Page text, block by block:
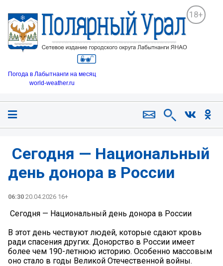
18+
Погода в Лабытнанги на месяц
world-weather.ru
️ Сегодня — Национальный
день донора в России
06:30 20.04.2026 16+
️ Сегодня — Национальный день донора в России
В этот день чествуют людей, которые сдают кровь
ради спасения других. Донорство в России имеет
более чем 190-летнюю историю. Особенно массовым
оно стало в годы Великой Отечественной войны.